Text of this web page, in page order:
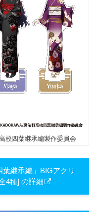
校四葉継承編製作委員会
継承編」BIGアクリ
4種] の詳細